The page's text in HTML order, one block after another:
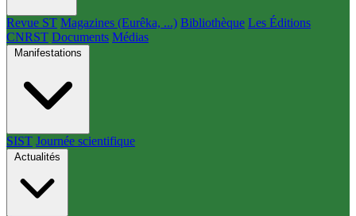
Revue ST Magazines (Eurêka, ...) Bibliothèque Les Éditions
CNRST Documents Médias
Manifestations
SIST Journée scientifique
Actualités